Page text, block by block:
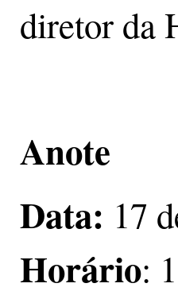
diretor da
Anote
Data: 17
Horário: